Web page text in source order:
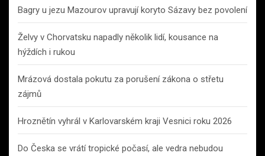
Bagry u jezu Mazourov upravují koryto Sázavy bez povolení
Želvy v Chorvatsku napadly několik lidí, kousance na
hýždích i rukou
Mrázová dostala pokutu za porušení zákona o střetu
zájmů
Hroznětín vyhrál v Karlovarském kraji Vesnici roku 2026
Do Česka se vrátí tropické počasí, ale vedra nebudou